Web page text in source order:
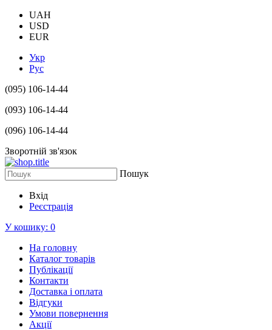
UAH
USD
EUR
Укр
Рус
(095) 106-14-44
(093) 106-14-44
(096) 106-14-44
Зворотній зв'язок
Пошук
Вхід
Реєстрація
У кошику: 0
На головну
Каталог товарів
Публікації
Контакти
Доставка і оплата
Відгуки
Умови повернення
Акції